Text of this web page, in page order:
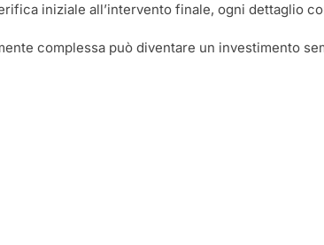
iniziale all’intervento finale, ogni dettaglio
complessa può diventare un investimento